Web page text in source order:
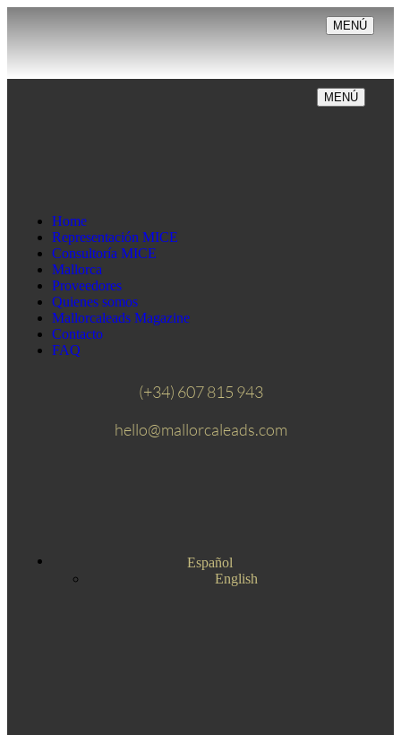
MENÚ
MENÚ
Home
Representación MICE
Consultoría MICE
Mallorca
Proveedores
Quienes somos
Mallorcaleads Magazine
Contacto
FAQ
(+34) 607 815 943
hello@mallorcaleads.com
Español
English